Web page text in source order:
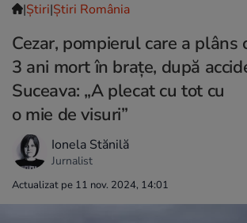
|Ştiri|Știri România
Cezar, pompierul care a plâns
3 ani mort în brațe, după
Suceava: „A plecat cu tot cu
o mie de visuri”
Ionela Stănilă
Jurnalist
Actualizat pe 11 nov. 2024, 14:01